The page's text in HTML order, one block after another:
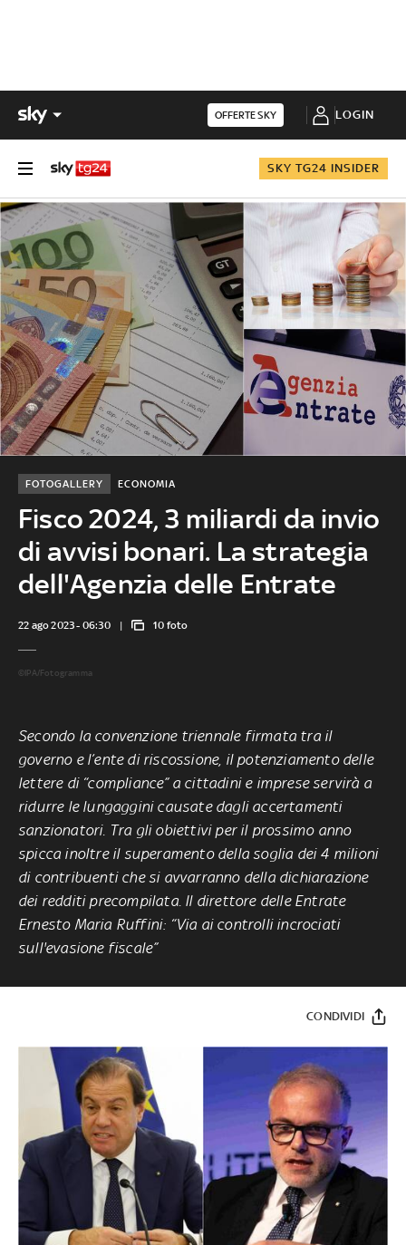
OFFERTE SKY LOGIN
SKY TG24 INSIDER
Fisco 2024, 3 miliardi da invio
di avvisi bonari. La strategia
dell'Agenzia delle Entrate
ECONOMIA
FOTOGALLERY
22 ago 2023 - 06:30 10 foto
©IPA/Fotogramma
Secondo la convenzione triennale firmata tra il
governo e l’ente di riscossione, il potenziamento delle
lettere di “compliance” a cittadini e imprese servirà a
ridurre le lungaggini causate dagli accertamenti
sanzionatori. Tra gli obiettivi per il prossimo anno
spicca inoltre il superamento della soglia dei 4 milioni
di contribuenti che si avvarranno della dichiarazione
dei redditi precompilata. Il direttore delle Entrate
Ernesto Maria Ruffini: “Via ai controlli incrociati
sull'evasione fiscale”
CONDIVIDI